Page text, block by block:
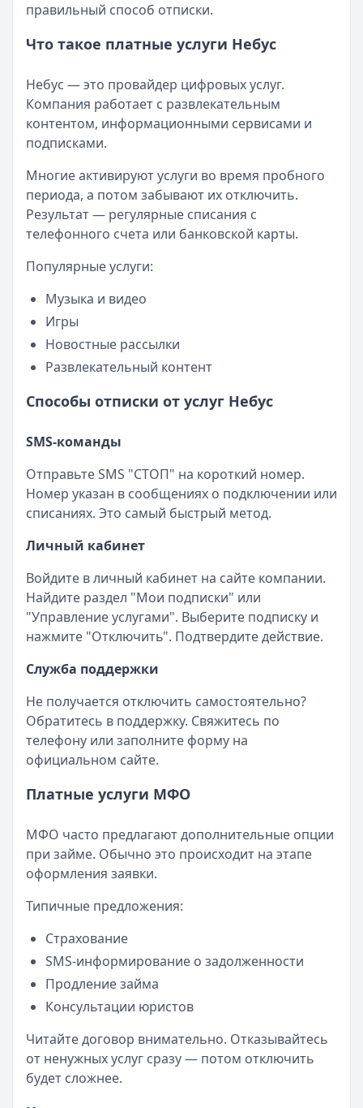
правильный способ отписки.
Что такое платные услуги Небус
Небус — это провайдер цифровых услуг.
Компания работает с развлекательным
контентом, информационными сервисами и
подписками.
Многие активируют услуги во время пробного
периода, а потом забывают их отключить.
Результат — регулярные списания с
телефонного счета или банковской карты.
Популярные услуги:
Музыка и видео
Игры
Новостные рассылки
Развлекательный контент
Способы отписки от услуг Небус
SMS-команды
Отправьте SMS "СТОП" на короткий номер.
Номер указан в сообщениях о подключении или
списаниях. Это самый быстрый метод.
Личный кабинет
Войдите в личный кабинет на сайте компании.
Найдите раздел "Мои подписки" или
"Управление услугами". Выберите подписку и
нажмите "Отключить". Подтвердите действие.
Служба поддержки
Не получается отключить самостоятельно?
Обратитесь в поддержку. Свяжитесь по
телефону или заполните форму на
официальном сайте.
Платные услуги МФО
МФО часто предлагают дополнительные опции
при займе. Обычно это происходит на этапе
оформления заявки.
Типичные предложения:
Страхование
SMS-информирование о задолженности
Продление займа
Консультации юристов
Читайте договор внимательно. Отказывайтесь
от ненужных услуг сразу — потом отключить
будет сложнее.